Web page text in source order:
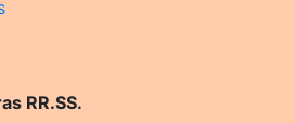
RR.SS.